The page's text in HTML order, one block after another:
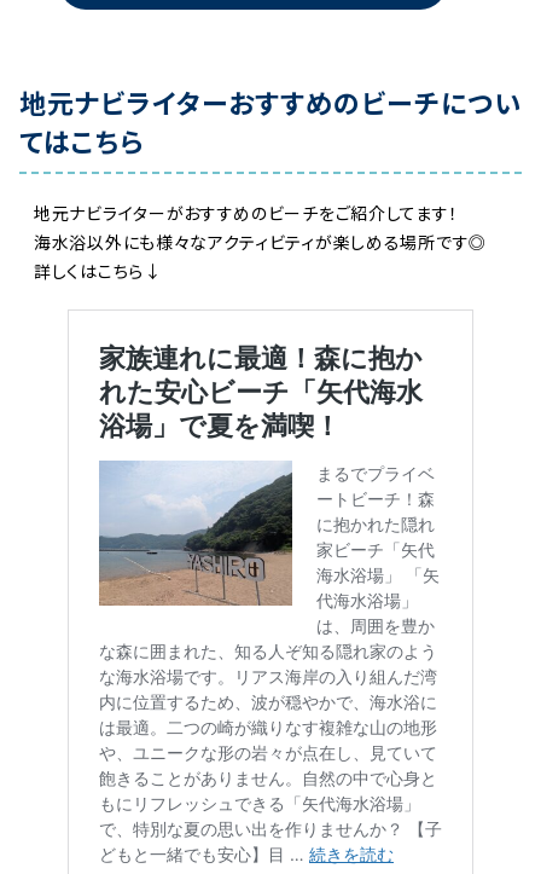
地元ナビライターおすすめのビーチについ
てはこちら
地元ナビライターがおすすめのビーチをご紹介してます！
海水浴以外にも様々なアクティビティが楽しめる場所です◎
詳しくはこちら↓